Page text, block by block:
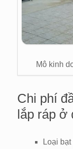
Mô kinh
Chi phí
lắp ráp ở
Loại